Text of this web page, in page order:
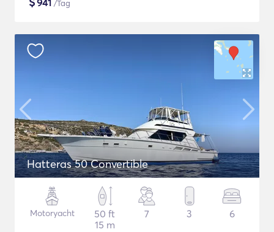
941 /Tag
Hatteras 50 Convertible
Motoryacht
50 ft
15 m
7 3 6